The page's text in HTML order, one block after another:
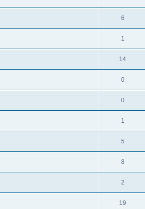
6
1
14
0
0
1
5
8
2
19